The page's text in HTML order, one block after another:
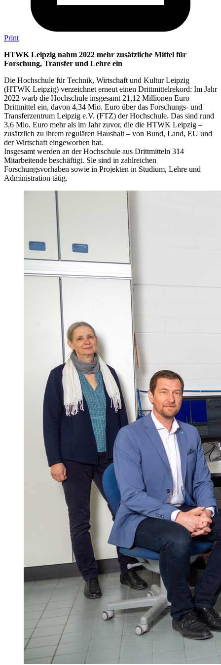
Print
HTWK Leipzig nahm 2022 mehr zusätzliche Mittel für
Forschung, Transfer und Lehre ein
Die Hochschule für Technik, Wirtschaft und Kultur Leipzig
(HTWK Leipzig) verzeichnet erneut einen Drittmittelrekord: Im Jahr
2022 warb die Hochschule insgesamt 21,12 Millionen Euro
Drittmittel ein, davon 4,34 Mio. Euro über das Forschungs- und
Transferzentrum Leipzig e.V. (FTZ) der Hochschule. Das sind rund
3,6 Mio. Euro mehr als im Jahr zuvor, die die HTWK Leipzig –
zusätzlich zu ihrem regulären Haushalt – von Bund, Land, EU und
der Wirtschaft eingeworben hat.
Insgesamt werden an der Hochschule aus Drittmitteln 314
Mitarbeitende beschäftigt. Sie sind in zahlreichen
Forschungsvorhaben sowie in Projekten in Studium, Lehre und
Administration tätig.